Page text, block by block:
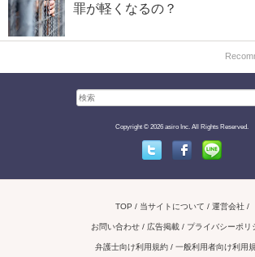
罪が軽くなるの？
Copyright © 2026 asiro Inc. All Rights Reserved.
TOP 当サイトについて 運営会社
お問い合わせ / 広告掲載 プライバシーポリ
弁護士向け利用規約 一般利用者向け利用